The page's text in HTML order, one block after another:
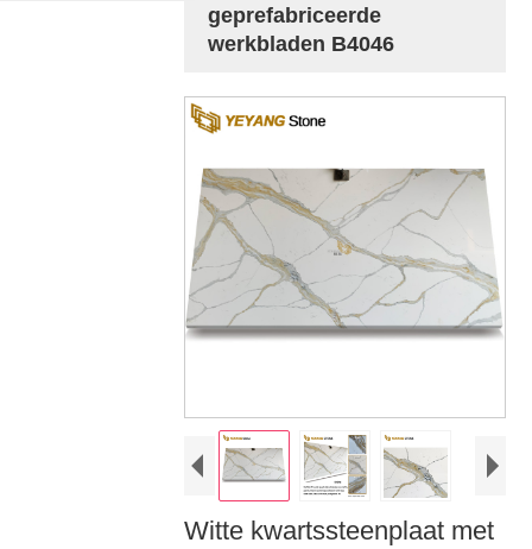
geprefabriceerde
werkbladen B4046
Witte kwartssteenplaat met